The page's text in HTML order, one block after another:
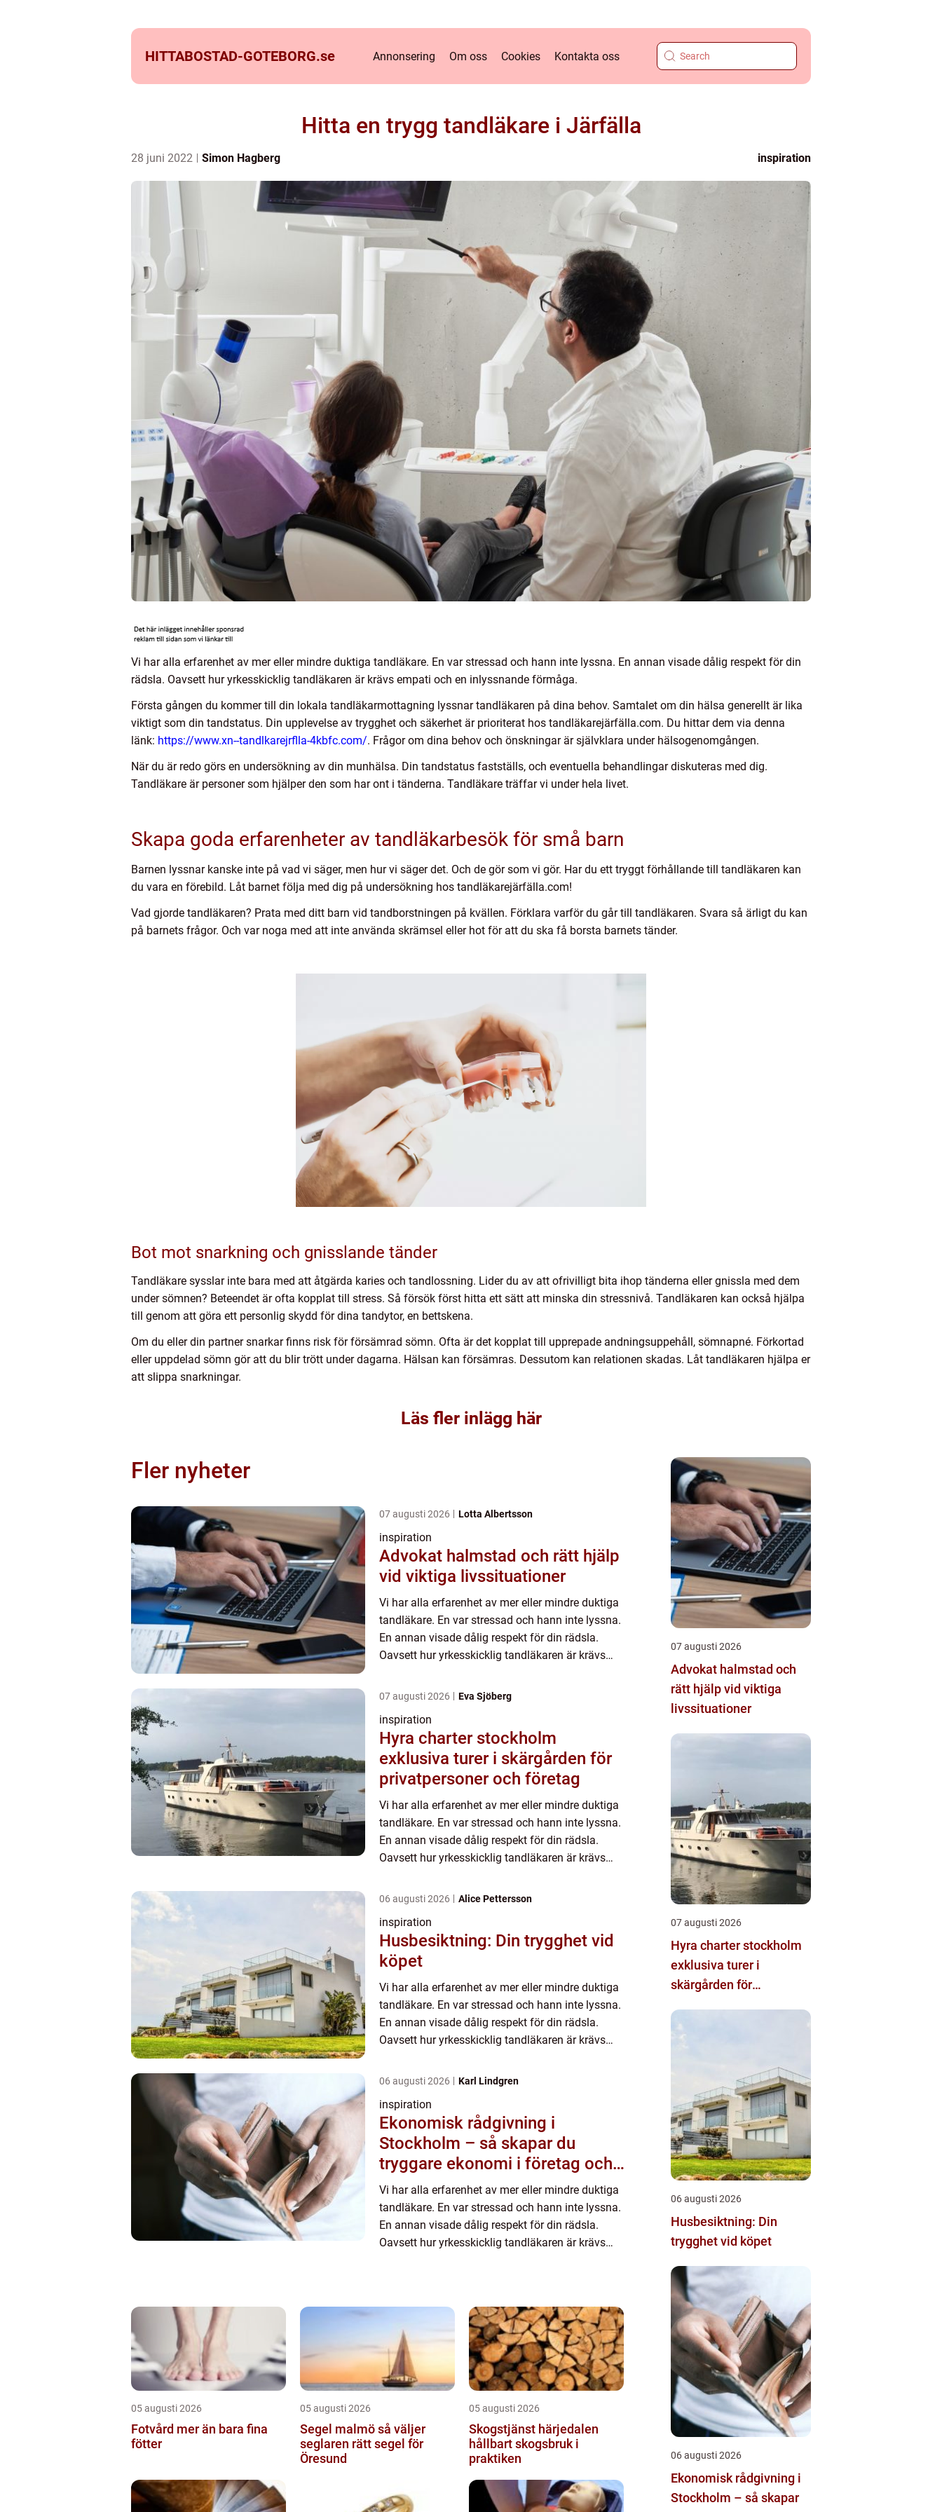
HITTABOSTAD-GOTEBORG.se Annonsering Om oss Cookies Kontakta oss
Hitta en trygg tandläkare i Järfälla
28 juni 2022 Simon Hagberg inspiration
Vi har alla erfarenhet av mer eller mindre duktiga tandläkare. En var stressad och hann inte lyssna. En annan visade dålig respekt för din
rädsla. Oavsett hur yrkesskicklig tandläkaren är krävs empati och en inlyssnande förmåga.
Första gången du kommer till din lokala tandläkarmottagning lyssnar tandläkaren på dina behov. Samtalet om din hälsa generellt är lika
viktigt som din tandstatus. Din upplevelse av trygghet och säkerhet är prioriterat hos tandläkarejärfälla.com. Du hittar dem via denna
länk: https://www.xn--tandlkarejrflla-4kbfc.com/. Frågor om dina behov och önskningar är självklara under hälsogenomgången.
När du är redo görs en undersökning av din munhälsa. Din tandstatus fastställs, och eventuella behandlingar diskuteras med dig.
Tandläkare är personer som hjälper den som har ont i tänderna. Tandläkare träffar vi under hela livet.
Skapa goda erfarenheter av tandläkarbesök för små barn
Barnen lyssnar kanske inte på vad vi säger, men hur vi säger det. Och de gör som vi gör. Har du ett tryggt förhållande till tandläkaren kan
du vara en förebild. Låt barnet följa med dig på undersökning hos tandläkarejärfälla.com!
Vad gjorde tandläkaren? Prata med ditt barn vid tandborstningen på kvällen. Förklara varför du går till tandläkaren. Svara så ärligt du kan
på barnets frågor. Och var noga med att inte använda skrämsel eller hot för att du ska få borsta barnets tänder.
Bot mot snarkning och gnisslande tänder
Tandläkare sysslar inte bara med att åtgärda karies och tandlossning. Lider du av att ofrivilligt bita ihop tänderna eller gnissla med dem
under sömnen? Beteendet är ofta kopplat till stress. Så försök först hitta ett sätt att minska din stressnivå. Tandläkaren kan också hjälpa
till genom att göra ett personlig skydd för dina tandytor, en bettskena.
Om du eller din partner snarkar finns risk för försämrad sömn. Ofta är det kopplat till upprepade andningsuppehåll, sömnapné. Förkortad
eller uppdelad sömn gör att du blir trött under dagarna. Hälsan kan försämras. Dessutom kan relationen skadas. Låt tandläkaren hjälpa er
att slippa snarkningar.
Läs fler inlägg här
Fler nyheter
07 augusti 2026 Lotta Albertsson
inspiration
Advokat halmstad och rätt hjälp
vid viktiga livssituationer
Vi har alla erfarenhet av mer eller mindre duktiga
tandläkare. En var stressad och hann inte lyssna.
En annan visade dålig respekt för din rädsla.
Oavsett hur yrkesskicklig tandläkaren är krävs
gången du komm...
07 augusti 2026 Eva Sjöberg
inspiration
Hyra charter stockholm
exklusiva turer i skärgården för
privatpersoner och företag
Vi har alla erfarenhet av mer eller mindre duktiga
tandläkare. En var stressad och hann inte lyssna.
En annan visade dålig respekt för din rädsla.
Oavsett hur yrkesskicklig tandläkaren är krävs
gången du komm...
06 augusti 2026 Alice Pettersson
inspiration
Husbesiktning: Din trygghet vid
köpet
Vi har alla erfarenhet av mer eller mindre duktiga
tandläkare. En var stressad och hann inte lyssna.
En annan visade dålig respekt för din rädsla.
Oavsett hur yrkesskicklig tandläkaren är krävs
gången du komm...
06 augusti 2026 Karl Lindgren
inspiration
Ekonomisk rådgivning i
Stockholm – så skapar du
tryggare ekonomi i företag och
privatliv
Vi har alla erfarenhet av mer eller mindre duktiga
tandläkare. En var stressad och hann inte lyssna.
En annan visade dålig respekt för din rädsla.
Oavsett hur yrkesskicklig tandläkaren är krävs
05 augusti 2026
Fotvård mer än bara fina
fötter
05 augusti 2026
Segel malmö så väljer
seglaren rätt segel för
Öresund
05 augusti 2026
Skogstjänst härjedalen
hållbart skogsbruk i
praktiken
07 augusti 2026
Advokat halmstad och
rätt hjälp vid viktiga
livssituationer
07 augusti 2026
Hyra charter stockholm
exklusiva turer i
skärgården för
företag
06 augusti 2026
Husbesiktning: Din
trygghet vid köpet
06 augusti 2026
Ekonomisk rådgivning i
Stockholm – så skapar